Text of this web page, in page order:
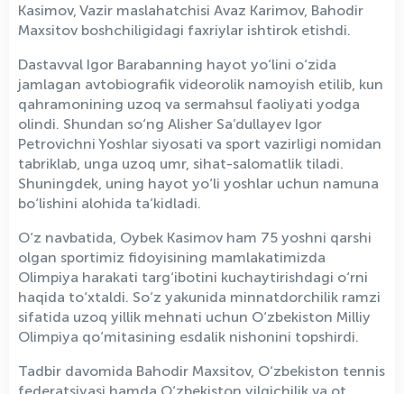
Kasimov, Vazir maslahatchisi Avaz Karimov, Bahodir
Maxsitov boshchiligidagi faxriylar ishtirok etishdi.
Dastavval Igor Barabanning hayot yo‘lini o‘zida
jamlagan avtobiografik videorolik namoyish etilib, kun
qahramonining uzoq va sermahsul faoliyati yodga
olindi. Shundan so‘ng Alisher Sa’dullayev Igor
Petrovichni Yoshlar siyosati va sport vazirligi nomidan
tabriklab, unga uzoq umr, sihat-salomatlik tiladi.
Shuningdek, uning hayot yo‘li yoshlar uchun namuna
bo‘lishini alohida ta’kidladi.
O‘z navbatida, Oybek Kasimov ham 75 yoshni qarshi
olgan sportimiz fidoyisining mamlakatimizda
Olimpiya harakati targ‘ibotini kuchaytirishdagi o‘rni
haqida to‘xtaldi. So‘z yakunida minnatdorchilik ramzi
sifatida uzoq yillik mehnati uchun O‘zbekiston Milliy
Olimpiya qo‘mitasining esdalik nishonini topshirdi.
Tadbir davomida Bahodir Maxsitov, O‘zbekiston tennis